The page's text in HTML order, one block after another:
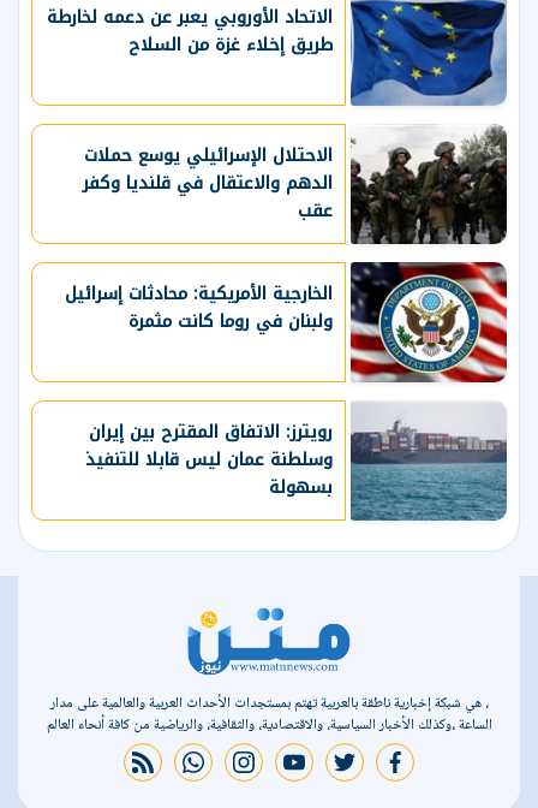
الاتحاد الأوروبي يعبر عن دعمه لخارطة
طريق إخلاء غزة من السلاح
الاحتلال الإسرائيلي يوسع حملات
الدهم والاعتقال في قلنديا وكفر
عقب
الخارجية الأمريكية: محادثات إسرائيل
ولبنان في روما كانت مثمرة
رويترز: الاتفاق المقترح بين إيران
وسلطنة عمان ليس قابلا للتنفيذ
بسهولة
، هي شبكة إخبارية ناطقة بالعربية تهتم بمستجدات الأحداث العربية والعالمية على مدار
الساعة ،وكذلك الأخبار السياسية، والاقتصادية، والثقافية، والرياضية من كافة أنحاء العالم
facebook
twitter
youtube
instagram
whatsapp
rss feed